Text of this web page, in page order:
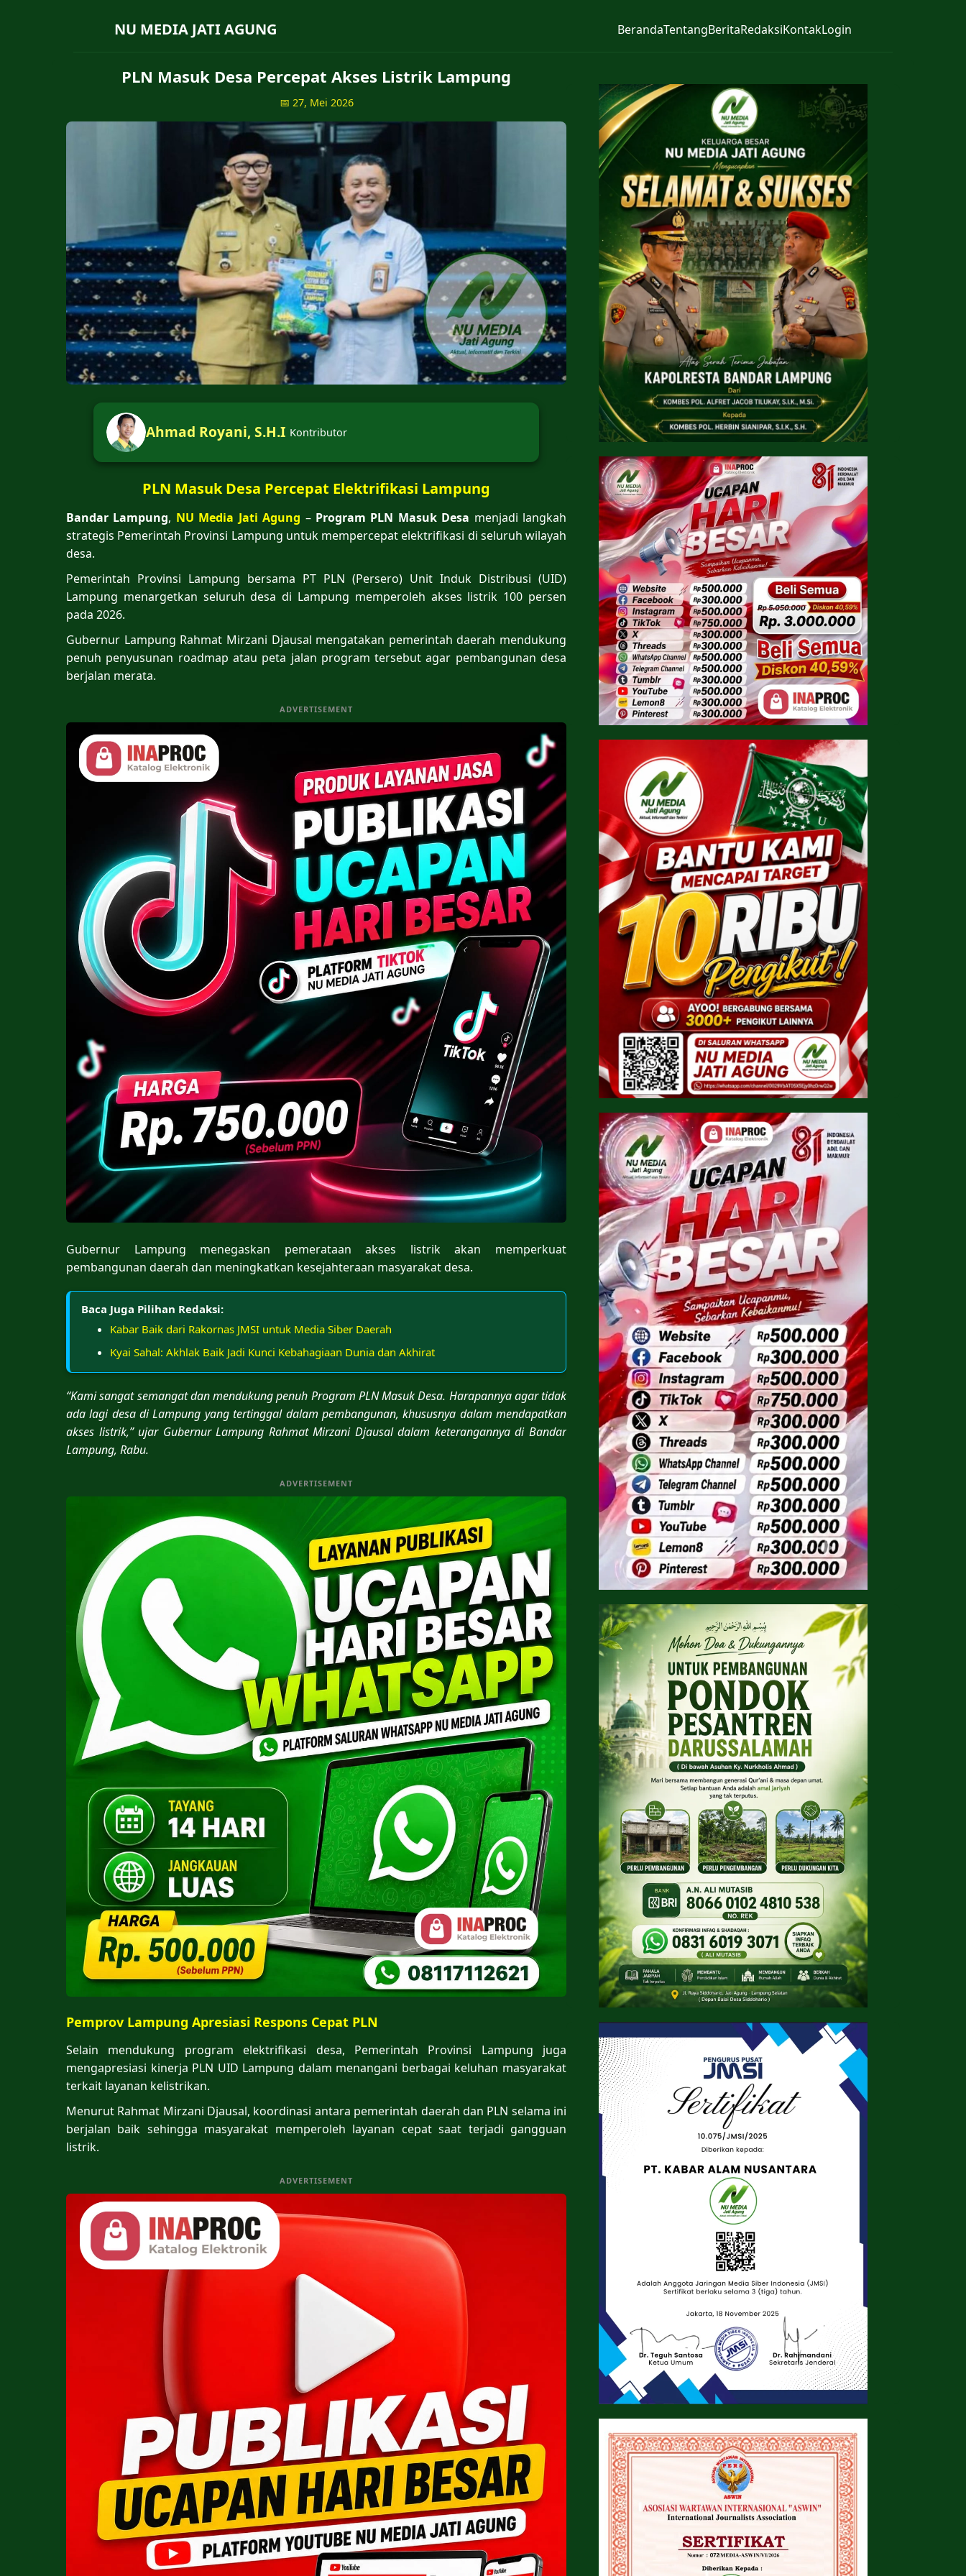
NU MEDIA JATI AGUNG BerandaTentangBeritaRedaksiKontakLogin
PLN Masuk Desa Percepat Akses Listrik Lampung
📅 27, Mei 2026
Ahmad Royani, S.H.I Kontributor
PLN Masuk Desa Percepat Elektrifikasi Lampung
Bandar Lampung, NU Media Jati Agung – Program PLN Masuk Desa menjadi langkah
strategis Pemerintah Provinsi Lampung untuk mempercepat elektrifikasi di seluruh wilayah
desa.
Pemerintah Provinsi Lampung bersama PT PLN (Persero) Unit Induk Distribusi (UID)
Lampung menargetkan seluruh desa di Lampung memperoleh akses listrik 100 persen
pada 2026.
Gubernur Lampung Rahmat Mirzani Djausal mengatakan pemerintah daerah mendukung
penuh penyusunan roadmap atau peta jalan program tersebut agar pembangunan desa
berjalan merata.
ADVERTISEMENT
Gubernur Lampung menegaskan pemerataan akses listrik akan memperkuat
pembangunan daerah dan meningkatkan kesejahteraan masyarakat desa.
Baca Juga Pilihan Redaksi:
Kabar Baik dari Rakornas JMSI untuk Media Siber Daerah
Kyai Sahal: Akhlak Baik Jadi Kunci Kebahagiaan Dunia dan Akhirat
“Kami sangat semangat dan mendukung penuh Program PLN Masuk Desa. Harapannya agar tidak
ada lagi desa di Lampung yang tertinggal dalam pembangunan, khususnya dalam mendapatkan
akses listrik,” ujar Gubernur Lampung Rahmat Mirzani Djausal dalam keterangannya di Bandar
Lampung, Rabu.
ADVERTISEMENT
Pemprov Lampung Apresiasi Respons Cepat PLN
Selain mendukung program elektrifikasi desa, Pemerintah Provinsi Lampung juga
mengapresiasi kinerja PLN UID Lampung dalam menangani berbagai keluhan masyarakat
terkait layanan kelistrikan.
Menurut Rahmat Mirzani Djausal, koordinasi antara pemerintah daerah dan PLN selama ini
berjalan baik sehingga masyarakat memperoleh layanan cepat saat terjadi gangguan
listrik.
ADVERTISEMENT